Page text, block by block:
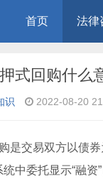
首页 法律
式回购什么
识 2022-08-20
是交易双方以债
中委托显示“融